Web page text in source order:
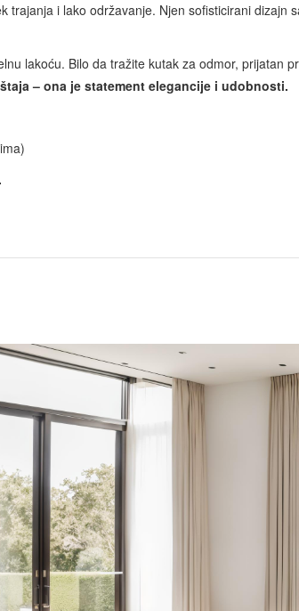
i lako održavanje. Njen sofisticirani
lakoću. Bilo da tražite kutak za odmor, prijatan
– ona je statement elegancije i udobnosti.